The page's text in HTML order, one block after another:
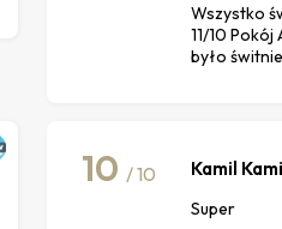
Wszystko
11/10
było świtnie
10 / 10 Kamil
Super